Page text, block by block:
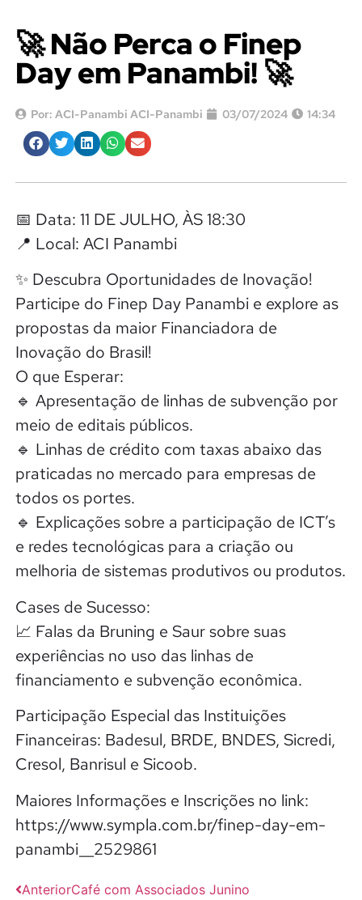
🚀 Não Perca o Finep
Day em Panambi! 🚀
Por: ACI-Panambi ACI-Panambi 03/07/2024 14:34
📅 Data: 11 DE JULHO, ÀS 18:30
📍 Local: ACI Panambi
✨ Descubra Oportunidades de Inovação!
Participe do Finep Day Panambi e explore as
propostas da maior Financiadora de
Inovação do Brasil!
O que Esperar:
🔹 Apresentação de linhas de subvenção por
meio de editais públicos.
🔹 Linhas de crédito com taxas abaixo das
praticadas no mercado para empresas de
todos os portes.
🔹 Explicações sobre a participação de ICT’s
e redes tecnológicas para a criação ou
melhoria de sistemas produtivos ou produtos.
Cases de Sucesso:
📈 Falas da Bruning e Saur sobre suas
experiências no uso das linhas de
financiamento e subvenção econômica.
Participação Especial das Instituições
Financeiras: Badesul, BRDE, BNDES, Sicredi,
Cresol, Banrisul e Sicoob.
Maiores Informações e Inscrições no link:
https://www.sympla.com.br/finep-day-em-
panambi__2529861
AnteriorCafé com Associados Junino